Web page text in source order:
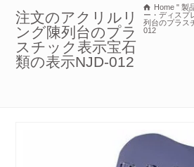
注文のアクリルリ
ング陳列台のプラ
スチック表示宝石
類の表示NJD-012
Home " 製
ー・ディスプ
列台のプラス
012